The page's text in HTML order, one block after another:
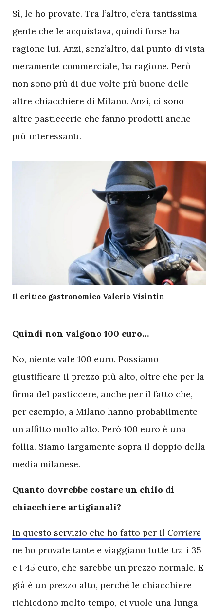
Sì, le ho provate. Tra l’altro, c’era tantissima
gente che le acquistava, quindi forse ha
ragione lui. Anzi, senz’altro, dal punto di vista
meramente commerciale, ha ragione. Però
non sono più di due volte più buone delle
altre chiacchiere di Milano. Anzi, ci sono
altre pasticcerie che fanno prodotti anche
più interessanti.
Il critico gastronomico Valerio Visintin
Quindi non valgono 100 euro…
No, niente vale 100 euro. Possiamo
giustificare il prezzo più alto, oltre che per la
firma del pasticcere, anche per il fatto che,
per esempio, a Milano hanno probabilmente
un affitto molto alto. Però 100 euro è una
follia. Siamo largamente sopra il doppio della
media milanese.
Quanto dovrebbe costare un chilo di
chiacchiere artigianali?
In questo servizio che ho fatto per il Corriere
ne ho provate tante e viaggiano tutte tra i 35
e i 45 euro, che sarebbe un prezzo normale. E
già è un prezzo alto, perché le chiacchiere
richiedono molto tempo, ci vuole una lunga